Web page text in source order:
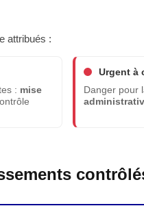
attribués :
: mise
Urgent à
Danger pour